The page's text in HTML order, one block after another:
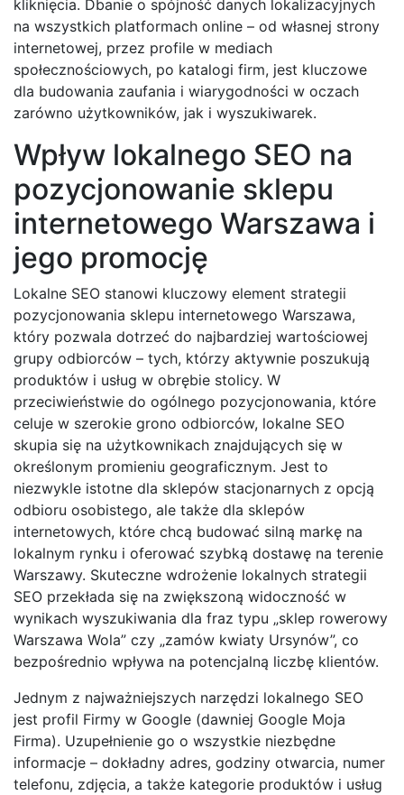
kliknięcia. Dbanie o spójność danych lokalizacyjnych
na wszystkich platformach online – od własnej strony
internetowej, przez profile w mediach
społecznościowych, po katalogi firm, jest kluczowe
dla budowania zaufania i wiarygodności w oczach
zarówno użytkowników, jak i wyszukiwarek.
Wpływ lokalnego SEO na
pozycjonowanie sklepu
internetowego Warszawa i
jego promocję
Lokalne SEO stanowi kluczowy element strategii
pozycjonowania sklepu internetowego Warszawa,
który pozwala dotrzeć do najbardziej wartościowej
grupy odbiorców – tych, którzy aktywnie poszukują
produktów i usług w obrębie stolicy. W
przeciwieństwie do ogólnego pozycjonowania, które
celuje w szerokie grono odbiorców, lokalne SEO
skupia się na użytkownikach znajdujących się w
określonym promieniu geograficznym. Jest to
niezwykle istotne dla sklepów stacjonarnych z opcją
odbioru osobistego, ale także dla sklepów
internetowych, które chcą budować silną markę na
lokalnym rynku i oferować szybką dostawę na terenie
Warszawy. Skuteczne wdrożenie lokalnych strategii
SEO przekłada się na zwiększoną widoczność w
wynikach wyszukiwania dla fraz typu „sklep rowerowy
Warszawa Wola” czy „zamów kwiaty Ursynów”, co
bezpośrednio wpływa na potencjalną liczbę klientów.
Jednym z najważniejszych narzędzi lokalnego SEO
jest profil Firmy w Google (dawniej Google Moja
Firma). Uzupełnienie go o wszystkie niezbędne
informacje – dokładny adres, godziny otwarcia, numer
telefonu, zdjęcia, a także kategorie produktów i usług